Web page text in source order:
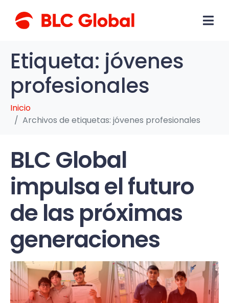
Etiqueta: jóvenes
profesionales
Inicio
Archivos de etiquetas: jóvenes profesionales
BLC Global
impulsa el futuro
de las próximas
generaciones